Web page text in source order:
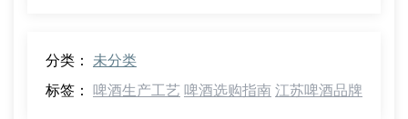
分类： 未分类
标签： 啤酒生产工艺啤酒选购指南江苏啤酒品牌